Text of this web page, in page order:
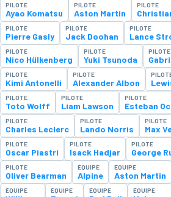
PILOTE
Ayao Komatsu
PILOTE
Aston Martin
PILOTE
PILOTE
Pierre Gasly
PILOTE
Jack Doohan
PILOTE
Lance
PILOTE
Nico Hülkenberg
PILOTE
Yuki Tsunoda
PILOTE
PILOTE
Kimi Antonelli
PILOTE
Alexander Albon
PILOTE
Toto Wolff
PILOTE
Liam Lawson
PILOTE
Esteban
PILOTE
Charles Leclerc
PILOTE
Lando Norris
PILOTE
Max
PILOTE
Oscar Piastri
PILOTE
Isack Hadjar
PILOTE
George
PILOTE
Oliver Bearman
ÉQUIPE
Alpine
ÉQUIPE
Aston Martin
ÉQUIPE ÉQUIPE ÉQUIPE ÉQUIPE